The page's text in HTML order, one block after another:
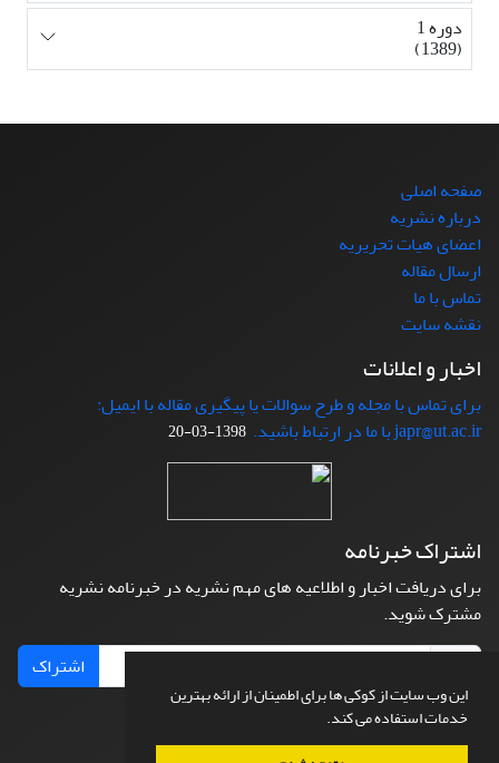
این وب سایت از کوکی ها برای اطمینان از ارائه بهترین
خدمات استفاده می کند.
دوره 1
(1389)
صفحه اصلی
درباره نشریه
اعضای هیات تحریریه
ارسال مقاله
تماس با ما
نقشه سایت
اخبار و اعلانات
برای تماس با مجله و طرح سوالات یا پیگیری مقاله با ایمیل:
japr@ut.ac.ir با ما در ارتباط باشید.
1398-03-20
اشتراک خبرنامه
برای دریافت اخبار و اطلاعیه های مهم نشریه در خبرنامه نشریه
مشترک شوید.
اشتراک